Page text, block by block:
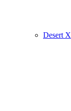
Desert X